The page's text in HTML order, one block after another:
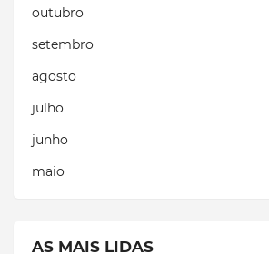
outubro
setembro
agosto
julho
junho
maio
AS MAIS LIDAS